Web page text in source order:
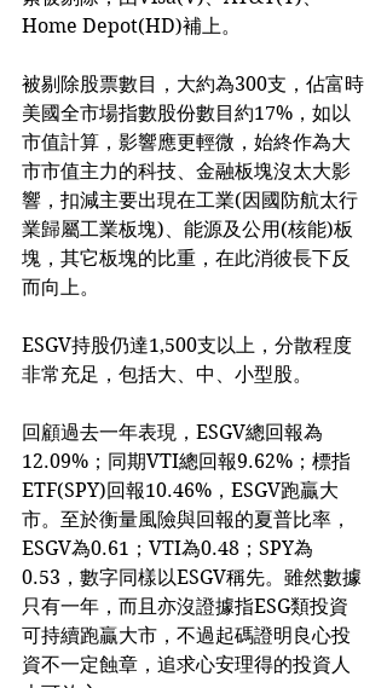
Home Depot(HD)補上。
被剔除股票數目，大約為300支，佔富時
美國全市場指數股份數目約17%，如以
市值計算，影響應更輕微，始終作為大
市市值主力的科技、金融板塊沒太大影
響，扣減主要出現在工業(因國防航太行
業歸屬工業板塊)、能源及公用(核能)板
塊，其它板塊的比重，在此消彼長下反
而向上。
ESGV持股仍達1,500支以上，分散程度
非常充足，包括大、中、小型股。
回顧過去一年表現，ESGV總回報為
12.09%；同期VTI總回報9.62%；標指
ETF(SPY)回報10.46%，ESGV跑贏大
市。至於衡量風險與回報的夏普比率，
ESGV為0.61；VTI為0.48；SPY為
0.53，數字同樣以ESGV稱先。雖然數據
只有一年，而且亦沒證據指ESG類投資
可持續跑贏大市，不過起碼證明良心投
資不一定蝕章，追求心安理得的投資人